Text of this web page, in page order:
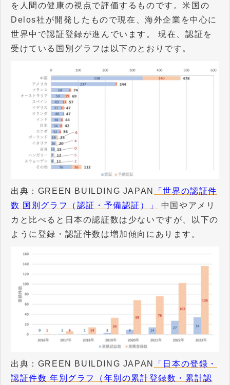
を人間の健康の視点で評価するものです。米国の
Delos社が開発したもので現在、海外企業を中心に
世界中で認証登録が進んでいます。 現在、認証を
受けている国別グラフは以下のとおりです。
出典：GREEN BUILDING JAPAN
「世界の認証件
数 国別グラフ（認証・予備認証）」
中国やアメリ
カと比べると日本の認証数は少ないですが、以下の
ように登録・認証件数は増加傾向にあります。
出典：GREEN BUILDING JAPAN
「日本の登録・
認証件数 年別グラフ（年別の累計登録数・累計認